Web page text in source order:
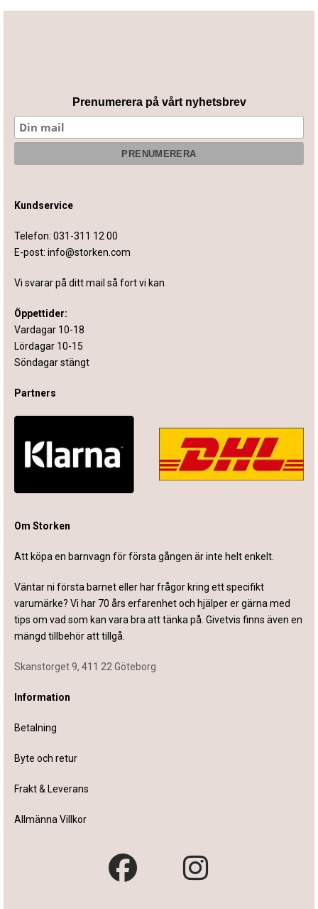
Prenumerera på vårt nyhetsbrev
Kundservice
Telefon: 031-311 12 00
E-post: info@storken.com
Vi svarar på ditt mail så fort vi kan
Öppettider:
Vardagar 10-18
Lördagar 10-15
Söndagar stängt
Partners
Om Storken
Att köpa en barnvagn för första gången är inte helt enkelt.
Väntar ni första barnet eller har frågor kring ett specifikt
varumärke? Vi har 70 års erfarenhet och hjälper er gärna med
tips om vad som kan vara bra att tänka på. Givetvis finns även en
mängd tillbehör att tillgå.
Skanstorget 9, 411 22 Göteborg
Information
Betalning
Byte och retur
Frakt & Leverans
Allmänna Villkor